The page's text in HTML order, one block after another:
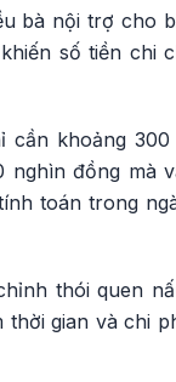
bà nội trợ cho
số tiền chi
khoảng
đồng mà
toán trong
thói quen
gian và chi